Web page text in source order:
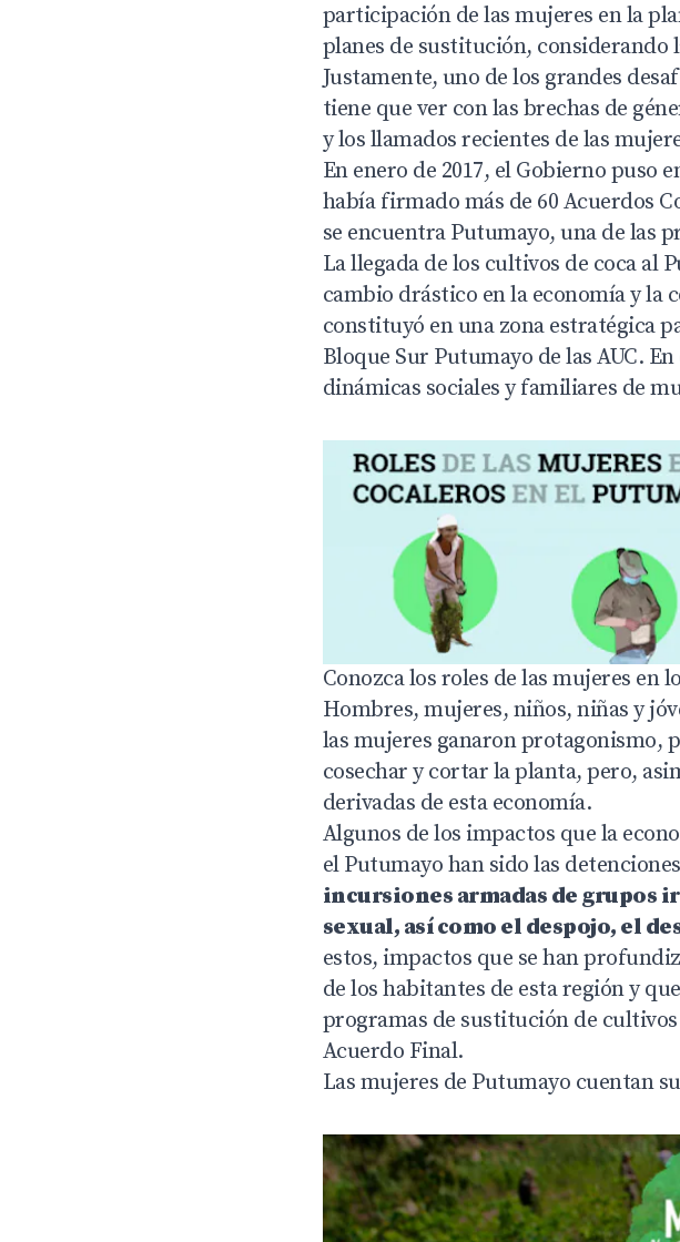
participación de las mujeres en la
planes de sustitución, considerando
Justamente, uno de los grandes
tiene que ver con las brechas de
y los llamados recientes de las
En enero de 2017, el Gobierno puso
había firmado más de 60 Acuerdos
se encuentra Putumayo, una de las
La llegada de los cultivos de coca
cambio drástico en la economía y
constituyó en una zona estratégica
Bloque Sur Putumayo de las AUC.
dinámicas sociales y familiares de
Conozca los roles de las mujeres en
Hombres, mujeres, niños, niñas y
las mujeres ganaron protagonismo,
cosechar y cortar la planta, pero,
derivadas de esta economía.
Algunos de los impactos que la
el Putumayo han sido las
incursiones armadas de grupos
sexual, así como el despojo, el
estos, impactos que se han
de los habitantes de esta región y
programas de sustitución de
Acuerdo Final.
Las mujeres de Putumayo cuentan